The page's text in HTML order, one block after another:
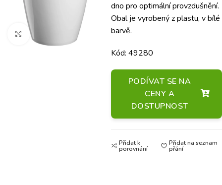
Klikněte pro zvětšení
dno pro optimální provzdušnění.
Obal je vyrobený z plastu, v bílé
barvě.
Kód: 49280
PODÍVAT SE NA
CENY A
DOSTUPNOST
Přidat k
porovnání
Přidat na seznam
přání